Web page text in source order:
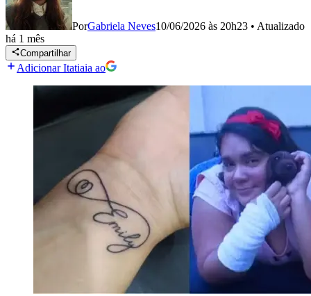
PorGabriela Neves10/06/2026 às 20h23 • Atualizado
há 1 mês
Compartilhar
Adicionar Itatiaia ao